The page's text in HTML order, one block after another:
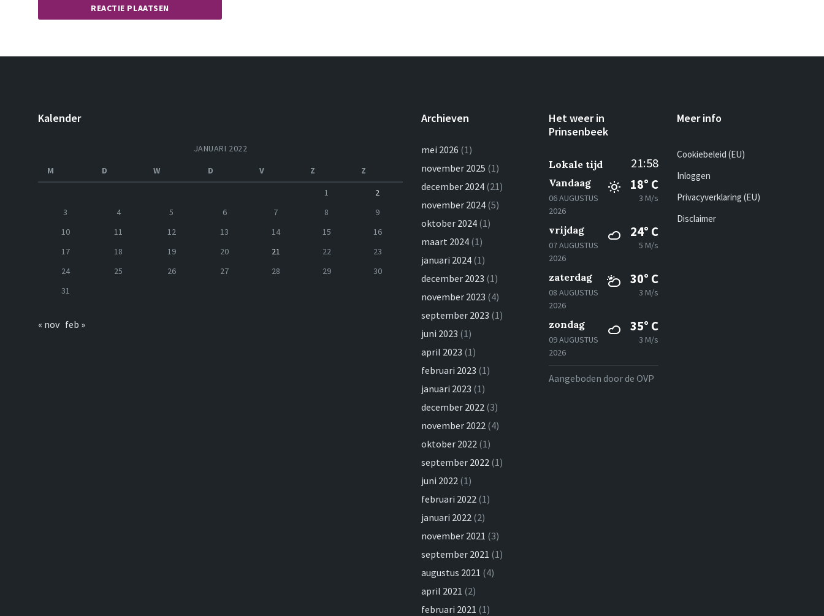
Kalender
JANUARI 2022
M
D W D V Z
Z
1
2
3
4 5 6 7 8
9
10
11 12 13 14 15
16
17
18 19 20 21 22
23
24
25 26 27 28 29
30
31
« nov feb »
Archieven
mei 2026 (1)
november 2025 (1)
december 2024 (21)
november 2024 (5)
oktober 2024 (1)
maart 2024 (1)
januari 2024 (1)
december 2023 (1)
november 2023 (4)
september 2023 (1)
juni 2023 (1)
april 2023 (1)
februari 2023 (1)
januari 2023 (1)
december 2022 (3)
november 2022 (4)
oktober 2022 (1)
september 2022 (1)
juni 2022 (1)
februari 2022 (1)
januari 2022 (2)
november 2021 (3)
september 2021 (1)
augustus 2021 (4)
april 2021 (2)
februari 2021 (1)
Het weer in
Prinsenbeek
Lokale tijd 21:58
Vandaag
06 AUGUSTUS
2026
18° C
3 M/s
vrijdag
07 AUGUSTUS
2026
24° C
5 M/s
zaterdag
08 AUGUSTUS
2026
30° C
3 M/s
zondag
09 AUGUSTUS
2026
35° C
3 M/s
Aangeboden door de OVP
Meer info
Cookiebeleid (EU)
Inloggen
Privacyverklaring (EU)
Disclaimer